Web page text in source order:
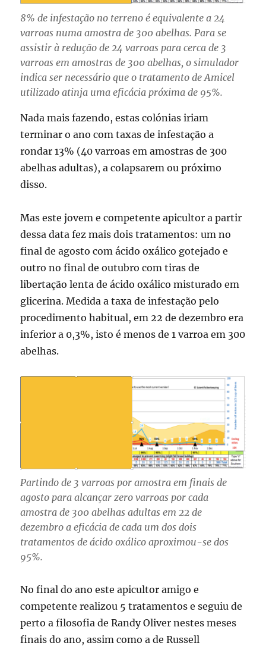
8% de infestação no terreno é equivalente a 24
varroas numa amostra de 300 abelhas. Para se
assistir à redução de 24 varroas para cerca de 3
varroas em amostras de 300 abelhas, o simulador
indica ser necessário que o tratamento de Amicel
utilizado atinja uma eficácia próxima de 95%.
Nada mais fazendo, estas colónias iriam
terminar o ano com taxas de infestação a
rondar 13% (40 varroas em amostras de 300
abelhas adultas), a colapsarem ou próximo
disso.
Mas este jovem e competente apicultor a partir
dessa data fez mais dois tratamentos: um no
final de agosto com ácido oxálico gotejado e
outro no final de outubro com tiras de
libertação lenta de ácido oxálico misturado em
glicerina. Medida a taxa de infestação pelo
procedimento habitual, em 22 de dezembro era
inferior a 0,3%, isto é menos de 1 varroa em 300
abelhas.
Partindo de 3 varroas por amostra em finais de
agosto para alcançar zero varroas por cada
amostra de 300 abelhas adultas em 22 de
dezembro a eficácia de cada um dos dois
tratamentos de ácido oxálico aproximou-se dos
95%.
No final do ano este apicultor amigo e
competente realizou 5 tratamentos e seguiu de
perto a filosofia de Randy Oliver nestes meses
finais do ano, assim como a de Russell